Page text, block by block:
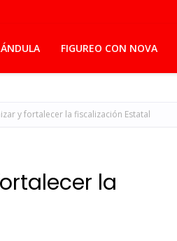
FIGUREO CON NOVA
y fortalecer la fiscalización Estatal
la